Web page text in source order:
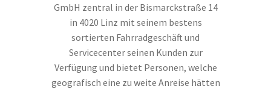
GmbH zentral in der Bismarckstraße 14
in 4020 Linz mit seinem bestens
sortierten Fahrradgeschäft und
Servicecenter seinen Kunden zur
Verfügung und bietet Personen, welche
geografisch eine zu weite Anreise hätten